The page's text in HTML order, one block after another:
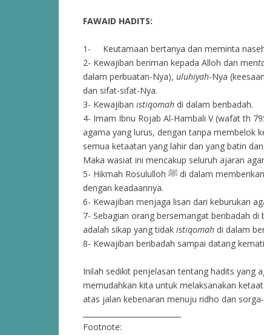
FAWAID HADITS:
1- Keutamaan bertanya dan meminta
2- Kewajiban beriman kepada Alloh dan men
dalam perbuatan-Nya), uluhiyah-Nya
dan sifat-sifat-Nya.
3- Kewajiban istiqomah di dalam beribadah.
4- Imam Ibnu Rojab Al-Hambali V (wafat th
agama yang lurus, dengan tanpa membelok
semua ketaatan yang lahir dan yang batin
Maka wasiat ini mencakup seluruh ajaran
5- Hikmah Rosululloh ﷺ di dalam memberikan nasehat kepada sahabatnya. Yaitu nasehat yang sesuai
dengan keadaannya.
6- Kewajiban menjaga lisan dari keburukan
7- Sebagian orang bersemangat beribadah
adalah sikap yang tidak istiqomah di dalam
8- Kewajiban beribadah sampai datang
Inilah sedikit penjelasan tentang hadits yang
memudahkan kita untuk melaksanakan
atas jalan kebenaran menuju ridho dan
Footnote: